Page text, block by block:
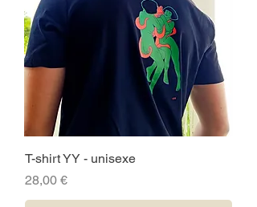
T-shirt YY - unisexe
Prix
28,00 €